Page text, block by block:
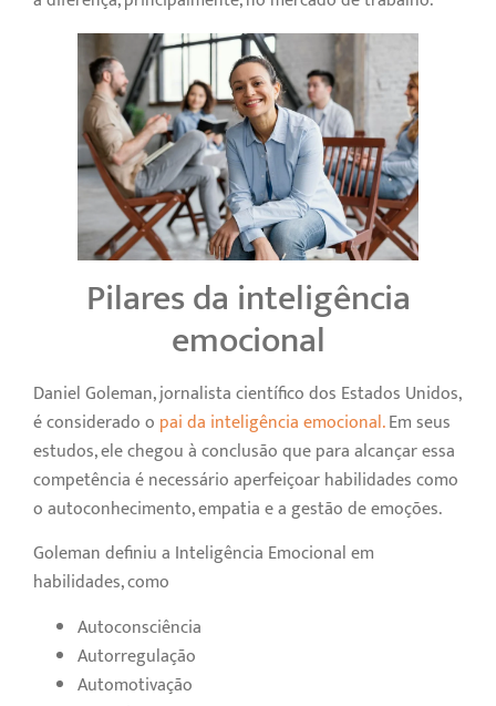
Pilares da inteligência
emocional
Daniel Goleman, jornalista científico dos Estados Unidos,
é considerado o pai da inteligência emocional.Em seus
estudos, ele chegou à conclusão que para alcançar essa
competência é necessário aperfeiçoar habilidades como
o autoconhecimento, empatia e a gestão de emoções.
Goleman definiu a Inteligência Emocional em
habilidades, como
Autoconsciência
Autorregulação
Automotivação